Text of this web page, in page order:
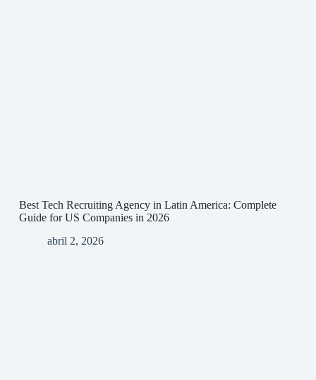
Best Tech Recruiting Agency in Latin America: Complete
Guide for US Companies in 2026
abril 2, 2026